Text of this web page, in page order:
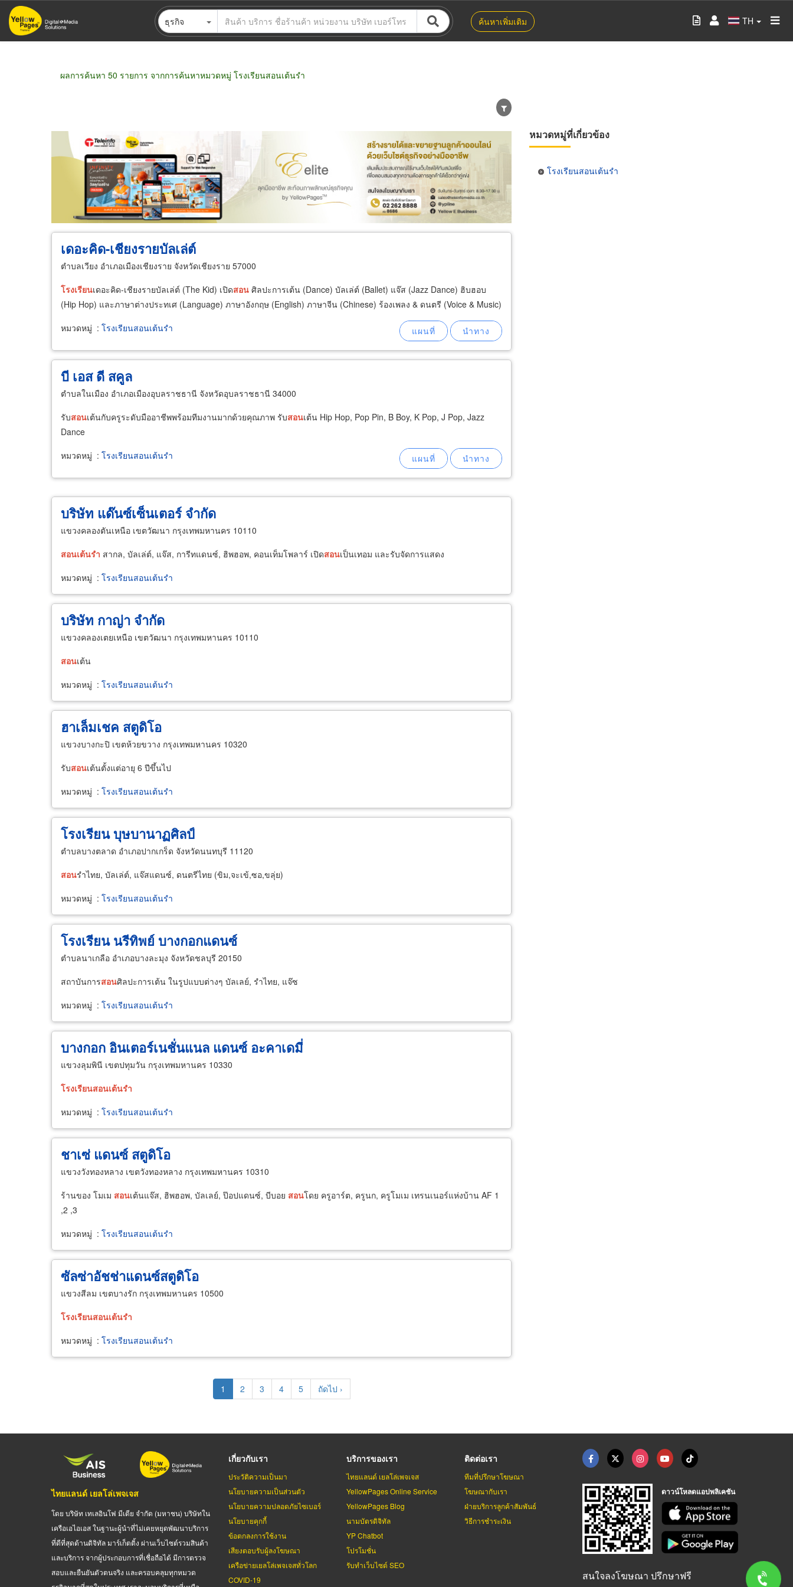
ข้าม
ไป
ธุรกิจ ค้นหาเพิ่มเติม TH
ผลการค้นหา 50 รายการ จากการค้นหาหมวดหมู่ โรงเรียนสอนเต้นรำ
ขายส่ง ขายปลีก ผู้ผลิต ตัวแทนจัดจำหน่าย ผู้ส่งออก/นำเข้า ธุรกิจบริการ
เดอะคิด-เชียงรายบัลเล่ต์
ตำบลเวียง อำเภอเมืองเชียงราย จังหวัดเชียงราย 57000
โรงเรียนเดอะคิด-เชียงรายบัลเล่ต์ (The Kid) เปิดสอน ศิลปะการเต้น (Dance) บัลเล่ต์ (Ballet) แจ๊ส (Jazz Dance) ฮิบฮอบ
(Hip Hop) และภาษาต่างประทเศ (Language) ภาษาอังกฤษ (English) ภาษาจีน (Chinese) ร้องเพลง & ดนตรี (Voice & Music)
หมวดหมู่ : โรงเรียนสอนเต้นรำ
บี เอส ดี สคูล
ตำบลในเมือง อำเภอเมืองอุบลราชธานี จังหวัดอุบลราชธานี 34000
รับสอนเต้นกับครูระดับมืออาชีพพร้อมทีมงานมากด้วยคุณภาพ รับสอนเต้น Hip Hop, Pop Pin, B Boy, K Pop, J Pop, Jazz
Dance
หมวดหมู่ : โรงเรียนสอนเต้นรำ
บริษัท แด๊นซ์เซ็นเตอร์ จำกัด
แขวงคลองตันเหนือ เขตวัฒนา กรุงเทพมหานคร 10110
สอนเต้นรำ สากล, บัลเล่ต์, แจ๊ส, การีทแดนซ์, ฮิพฮอพ, คอนเท็มโพลาร์ เปิดสอนเป็นเทอม และรับจัดการแสดง
หมวดหมู่ : โรงเรียนสอนเต้นรำ
บริษัท กาญ่า จำกัด
แขวงคลองเตยเหนือ เขตวัฒนา กรุงเทพมหานคร 10110
สอนเต้น
หมวดหมู่ : โรงเรียนสอนเต้นรำ
ฮาเล็มเชค สตูดิโอ
แขวงบางกะปิ เขตห้วยขวาง กรุงเทพมหานคร 10320
รับสอนเต้นตั้งแต่อายุ 6 ปีขึ้นไป
หมวดหมู่ : โรงเรียนสอนเต้นรำ
โรงเรียน บุษบานาฏศิลป์
ตำบลบางตลาด อำเภอปากเกร็ด จังหวัดนนทบุรี 11120
สอนรำไทย, บัลเล่ต์, แจ๊สแดนซ์, ดนตรีไทย (ขิม,จะเข้,ซอ,ขลุ่ย)
หมวดหมู่ : โรงเรียนสอนเต้นรำ
โรงเรียน นรีทิพย์ บางกอกแดนซ์
ตำบลนาเกลือ อำเภอบางละมุง จังหวัดชลบุรี 20150
สถาบันการสอนศิลปะการเต้น ในรูปแบบต่างๆ บัลเลย์, รำไทย, แจ๊ซ
หมวดหมู่ : โรงเรียนสอนเต้นรำ
บางกอก อินเตอร์เนชั่นแนล แดนซ์ อะคาเดมี่
แขวงลุมพินี เขตปทุมวัน กรุงเทพมหานคร 10330
โรงเรียนสอนเต้นรำ
หมวดหมู่ : โรงเรียนสอนเต้นรำ
ชาเซ่ แดนซ์ สตูดิโอ
แขวงวังทองหลาง เขตวังทองหลาง กรุงเทพมหานคร 10310
ร้านของ โมเม สอนเต้นแจ๊ส, ฮิพฮอพ, บัลเลย์, ป๊อปแดนซ์, บีบอย สอนโดย ครูอาร์ต, ครูนก, ครูโมเม เทรนเนอร์แห่งบ้าน AF 1
,2 ,3
หมวดหมู่ : โรงเรียนสอนเต้นรำ
ซัลซ่าอัชช่าแดนซ์สตูดิโอ
แขวงสีลม เขตบางรัก กรุงเทพมหานคร 10500
โรงเรียนสอนเต้นรำ
หมวดหมู่ : โรงเรียนสอนเต้นรำ
Current
page
1 Page
2 Page
3 Page
4 Page
5
Next
page
ถัดไป ›
หมวดหมู่ที่เกี่ยวข้อง
โรงเรียนสอนเต้นรำ
ไทยแลนด์ เยลโล่เพจเจส
โดย บริษัท เทเลอินโฟ มีเดีย จำกัด (มหาชน) บริษัทใน
เครือเอไอเอส ในฐานะผู้นำที่ไม่เคยหยุดพัฒนาบริการ
ที่ดีที่สุดด้านดิจิทัล มาร์เก็ตติ้ง ผ่านเว็บไซต์รวมสินค้า
และบริการ จากผู้ประกอบการที่เชื่อถือได้ มีการตรวจ
สอบและยืนยันตัวตนจริง และครอบคลุมทุกหมวด
เกี่ยวกับเรา
ประวัติความเป็นมา
นโยบายความเป็นส่วนตัว
นโยบายความปลอดภัยไซเบอร์
นโยบายคุกกี้
ข้อตกลงการใช้งาน
เสียงตอบรับผู้ลงโฆษณา
เครือข่ายเยลโล่เพจเจสทั่วโลก
COVID-19
บริการของเรา
ไทยแลนด์ เยลโล่เพจเจส
YellowPages Online Service
YellowPages Blog
นามบัตรดิจิทัล
YP Chatbot
โปรโมชั่น
รับทำเว็บไซต์ SEO
ติดต่อเรา
ทีมที่ปรึกษาโฆษณา
โฆษณากับเรา
ฝ่ายบริการลูกค้าสัมพันธ์
วิธีการชำระเงิน
ดาวน์โหลดแอปพลิเคชัน
สนใจลงโฆษณา ปรึกษาฟรี